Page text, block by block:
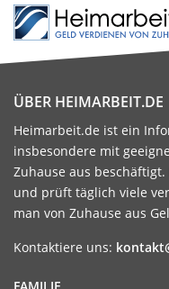
ÜBER HEIMARBEIT.DE
Heimarbeit.de ist ein
insbesondere mit
Zuhause aus
und prüft täglich viele
man von Zuhause aus
Kontaktiere uns:
FAMILIE